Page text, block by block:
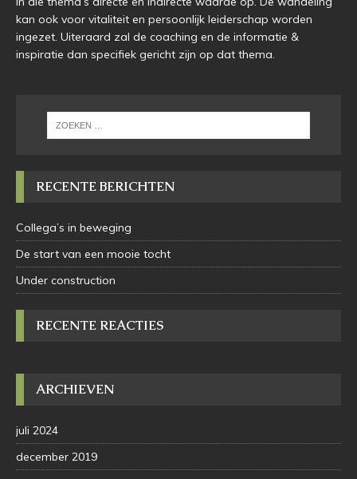
kan ook voor vitaliteit en persoonlijk leiderschap worden
ingezet. Uiteraard zal de coaching en de informatie &
inspiratie dan specifiek gericht zijn op dat thema.
RECENTE BERICHTEN
Collega’s in beweging
De start van een mooie tocht
Under construction
RECENTE REACTIES
ARCHIEVEN
juli 2024
december 2019